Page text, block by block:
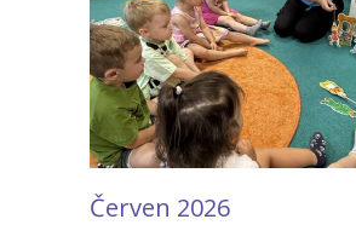
Červen 2026